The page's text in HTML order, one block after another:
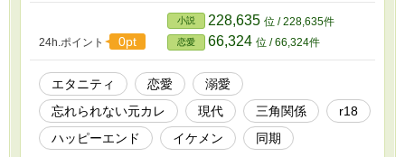
♦︎地雷が多い方はお気をつけください
24h.ポイント 0pt
小説 228,635 位 / 228,635件
恋愛 66,324 位 / 66,324件
エタニティ 恋愛
溺愛
忘れられない元カレ
現代 三角関係
r18
ハッピーエンド
イケメン 同期